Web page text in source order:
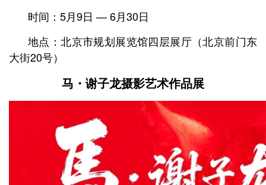
时间：5月9日 — 6月30日
地点：北京市规划展览馆四层展厅 （北京前门东
大街20号）
马・谢子龙摄影艺术作品展